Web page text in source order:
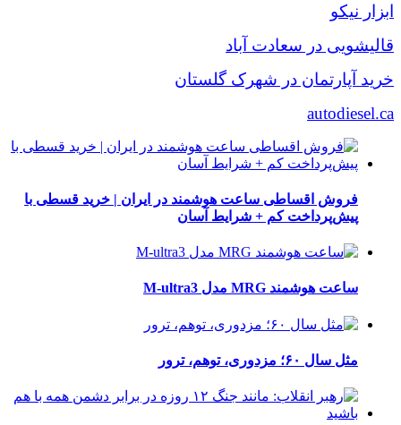
ابزار نیکو
قالیشویی در سعادت آباد
خرید آپارتمان در شهرک گلستان
autodiesel.ca
فروش اقساطی ساعت هوشمند در ایران | خرید قسطی با
پیش‌پرداخت کم + شرایط آسان
ساعت هوشمند MRG مدل M-ultra3
مثل سال ۶۰؛ مزدوری، توهم، ترور